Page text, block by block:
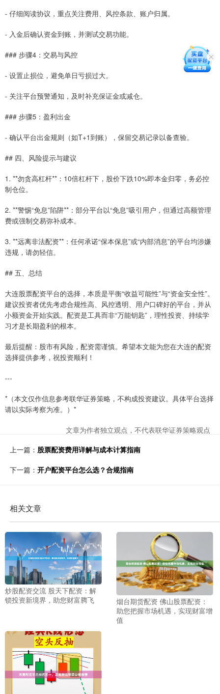
- 仔细阅读协议，重点关注费用、风控条款、账户归属。
- 入金后确认资金到账，并测试交易功能。
### 步骤4：交易与风控
- 设置止损位，避免单日亏损过大。
- 关注平台预警通知，及时补充保证金或减仓。
### 步骤5：盈利出金
- 确认平台出金规则（如T+1到账），保留交易记录以备查验。
## 四、风险提示与建议
1. **勿贪高杠杆**：10倍杠杆下，股价下跌10%即本金归零，务必控
制仓位。
2. **警惕“免息”陷阱**：部分平台以“免息”吸引用户，但通过高额管理
费或强制交易弥补成本。
3. **远离非法配资**：任何承诺“保本保息”或“内部消息”的平台均涉嫌
违规，请勿轻信。
## 五、总结
大连股票配资平台的选择，本质是平衡“收益可能性”与“资金安全性”。
建议投资者优先考虑合规性高、风控透明、用户口碑好的平台，并从
小额资金开始实践。配资是工具而非“万能钥匙”，理性投资、持续学
习才是长期盈利的根本。
最后提醒：股市有风险，配资需谨慎。希望本文能为您在大连的配资
选择提供参考，祝投资顺利！
---
*（本文仅作信息参考联华证券策略，不构成投资建议。具体平台选择
请以实际考察为准。）*
文章为作者独立观点，不代表联华证券策略观点
上一篇： 股票配资费用详解与成本计算指南
下一篇： 开户配资平台怎么选？合规指南
相关文章
炒股配资交流 股天下配资：解
锁投资新境界，助您财富腾飞
烟台期货配资 佛山股票配资：
助您把握市场机遇，实现财富增
值